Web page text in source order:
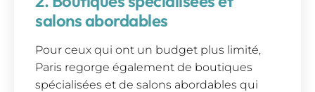
salons abordables
Pour ceux qui ont un budget plus limité,
Paris regorge également de boutiques
spécialisées et de salons abordables qui